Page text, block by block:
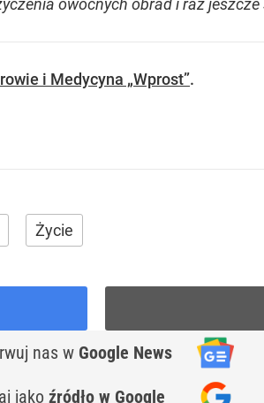
owocnych obrad i raz
i Medycyna „Wprost”.
Życie
nas w Google News
jako źródło w Google